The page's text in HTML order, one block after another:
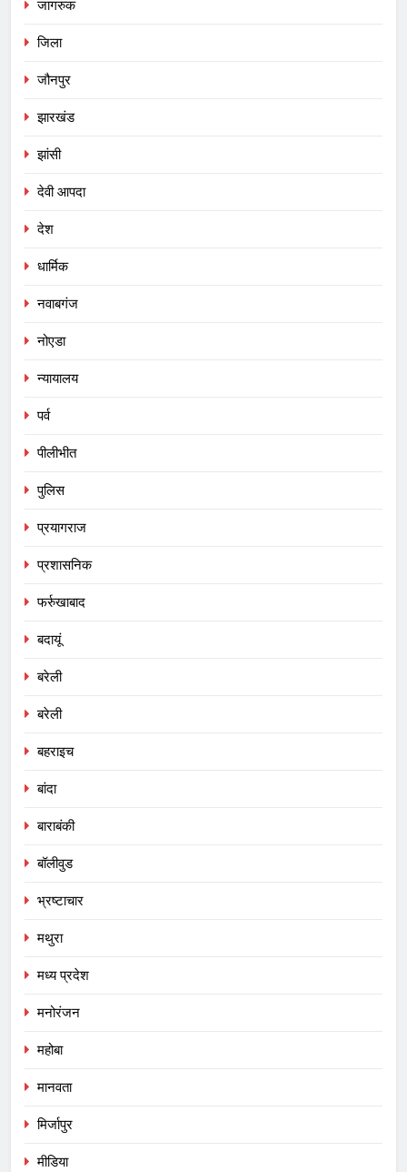
जागरुक
जिला
जौनपुर
झारखंड
झांसी
देवी आपदा
देश
धार्मिक
नवाबगंज
नोएडा
न्यायालय
पर्व
पीलीभीत
पुलिस
प्रयागराज
प्रशासनिक
फर्रुखाबाद
बदायूं
बरेली
बरेली
बहराइच
बांदा
बाराबंकी
बॉलीवुड
भ्रष्टाचार
मथुरा
मध्य प्रदेश
मनोरंजन
महोबा
मानवता
मिर्जापुर
मीडिया